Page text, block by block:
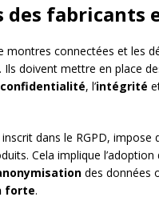
des fabricants
montres connectées et les
doivent mettre en place
confidentialité, l’intégrité
inscrit dans le RGPD,
Cela implique
des données
forte.